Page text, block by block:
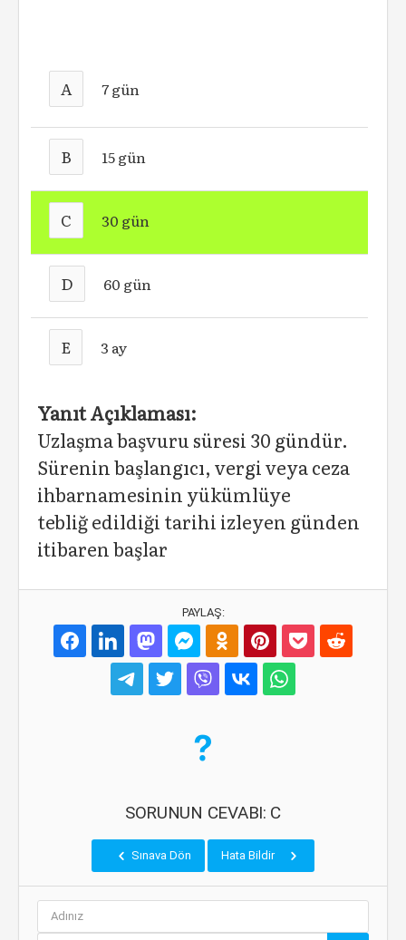
A 7 gün
B 15 gün
C 30 gün
D 60 gün
E 3 ay
Yanıt Açıklaması:
Uzlaşma başvuru süresi 30 gündür.
Sürenin başlangıcı, vergi veya ceza
ihbarnamesinin yükümlüye
tebliğ edildiği tarihi izleyen günden
itibaren başlar
PAYLAŞ:
SORUNUN CEVABI: C
Sınava Dön Hata Bildir